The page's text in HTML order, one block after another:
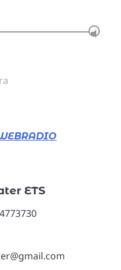
ETS